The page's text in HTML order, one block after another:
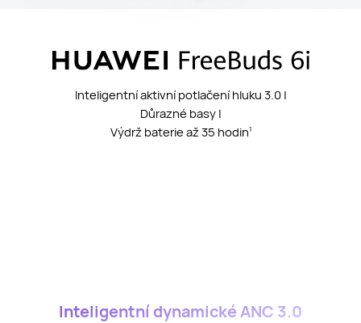
Inteligentní aktivní potlačení hluku 3.0 |
Důrazné basy |
Výdrž baterie až 35 hodin1
Inteligentní dynamické ANC 3.0